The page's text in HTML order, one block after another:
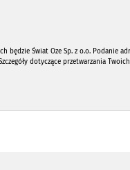
będzie Świat Oze Sp. z o.o. Podanie
dotyczące przetwarzania